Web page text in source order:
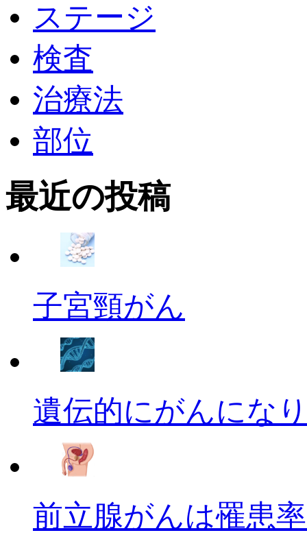
ステージ
検査
治療法
部位
最近の投稿
子宮頸がん
遺伝的にがんにな
前立腺がんは罹患